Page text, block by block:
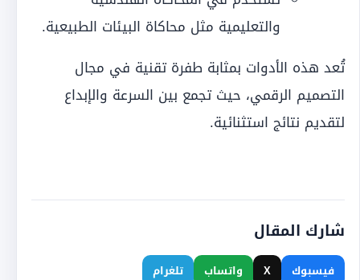
والتعليمية مثل محاكاة البيئات الطبيعية.
تُعد هذه الأدوات بمثابة طفرة تقنية في مجال
التصميم الرقمي، حيث تجمع بين السرعة والإبداع
لتقديم نتائج استثنائية.
شارك المقال
فيسبوك X واتساب تلغرام